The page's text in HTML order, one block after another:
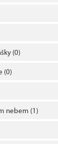
(0)
(0)
nebem (1)